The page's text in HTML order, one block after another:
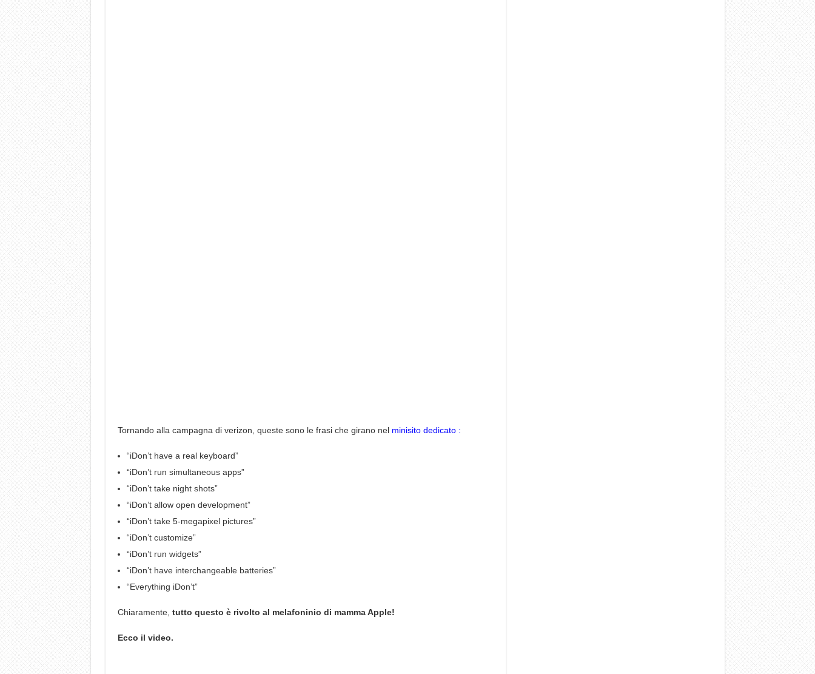
Tornando alla campagna di verizon, queste sono le frasi che girano nel minisito dedicato :
“iDon’t have a real keyboard”
“iDon’t run simultaneous apps”
“iDon’t take night shots”
“iDon’t allow open development”
“iDon’t take 5-megapixel pictures”
“iDon’t customize”
“iDon’t run widgets”
“iDon’t have interchangeable batteries”
“Everything iDon’t”
Chiaramente, tutto questo è rivolto al melafoninio di mamma Apple!
Ecco il video.